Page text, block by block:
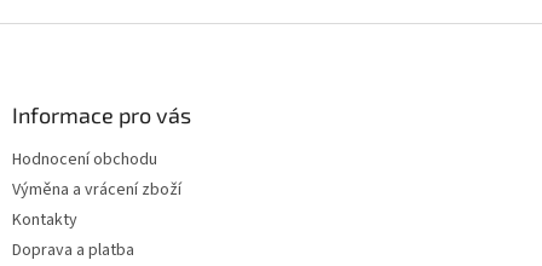
l
Informace pro vás
Hodnocení obchodu
Výměna a vrácení zboží
Kontakty
Doprava a platba